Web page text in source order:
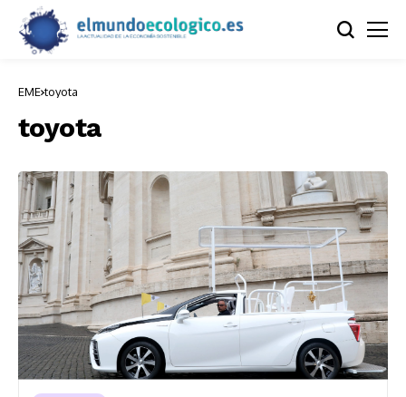
EME toyota
toyota